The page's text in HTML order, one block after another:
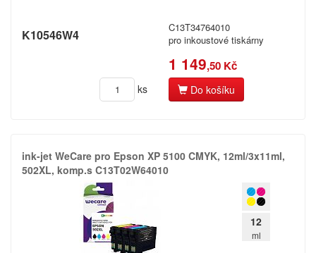
K10546W4
C13T34764010
pro inkoustové tiskárny
1 149,50 Kč
ks Do košíku
ink-​jet WeCare pro Epson XP 5100 CMYK,​ 12ml/​3x11ml,​
502XL,​ komp.​s C13T02W64010
12
ml